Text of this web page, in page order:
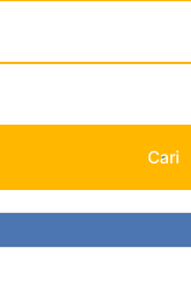
Cari